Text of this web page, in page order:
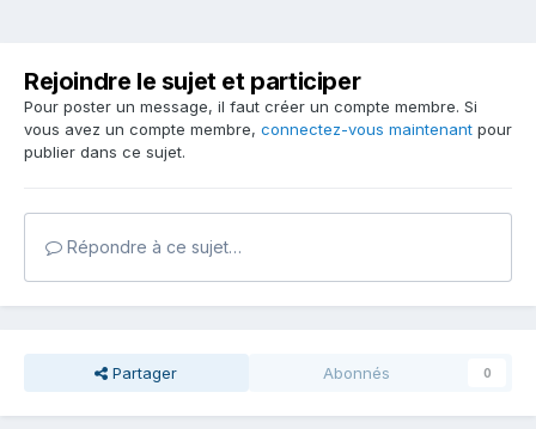
Rejoindre le sujet et participer
Pour poster un message, il faut créer un compte membre. Si
vous avez un compte membre, connectez-vous maintenant pour
publier dans ce sujet.
Répondre à ce sujet…
Partager Abonnés 0